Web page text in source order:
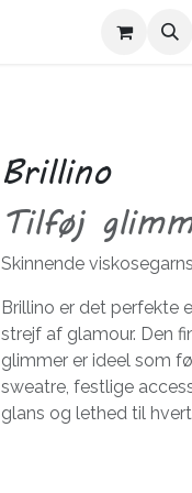
Brillino
Tilføj
Skinnende
Brillino er det perfekte
strejf af glamour. Den
glimmer er ideel som
sweatre, festlige
glans og lethed til